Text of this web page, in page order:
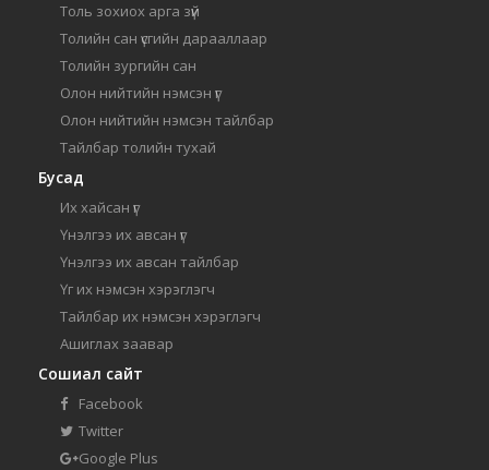
Толь зохиох арга зүй
Толийн сан үсгийн дарааллаар
Толийн зургийн сан
Олон нийтийн нэмсэн үг
Олон нийтийн нэмсэн тайлбар
Тайлбар толийн тухай
Бусад
Их хайсан үг
Үнэлгээ их авсан үг
Үнэлгээ их авсан тайлбар
Үг их нэмсэн хэрэглэгч
Тайлбар их нэмсэн хэрэглэгч
Ашиглах заавар
Сошиал сайт
Facebook
Twitter
Google Plus